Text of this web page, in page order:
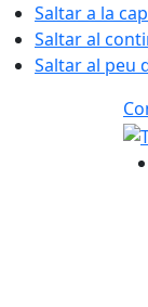
Saltar a la
Saltar al
Saltar al peu